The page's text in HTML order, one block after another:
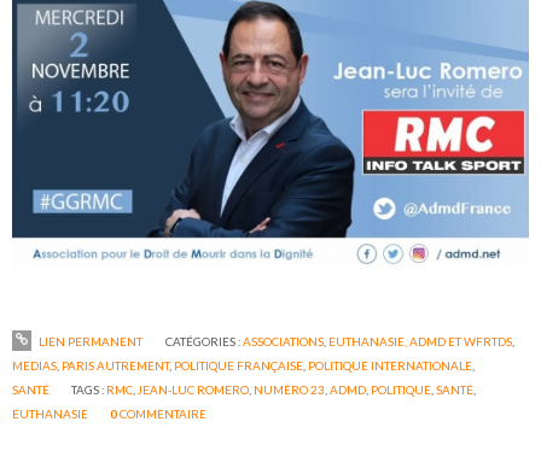
LIEN PERMANENT CATÉGORIES :ASSOCIATIONS, EUTHANASIE, ADMD ET WFRTDS,
MEDIAS PARIS AUTREMENT, POLITIQUE FRANÇAISE POLITIQUE INTERNATIONALE
SANTÉ
TAGS : RMC JEAN-LUC ROMERO NUMÉRO 23 ,ADMD POLITIQUE ,SANTÉ
EUTHANASIE
0COMMENTAIRE